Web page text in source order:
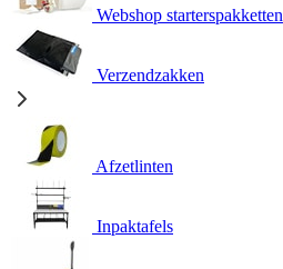
Webshop starterspakketten
Verzendzakken
Afzetlinten
Inpaktafels